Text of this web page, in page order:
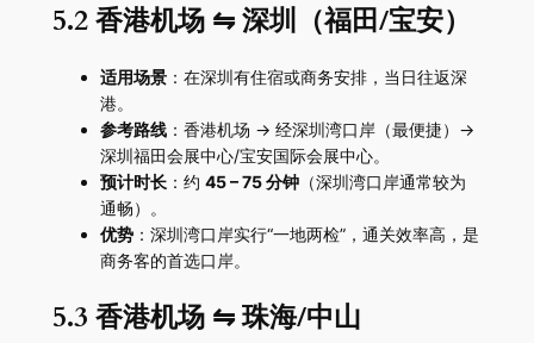
5.2 香港机场 ⇋ 深圳（福田/宝安）
适用场景：在深圳有住宿或商务安排，当日往返深
港。
参考路线：香港机场 → 经深圳湾口岸（最便捷）→
深圳福田会展中心/宝安国际会展中心。
预计时长：约 45 – 75 分钟（深圳湾口岸通常较为
通畅）。
优势：深圳湾口岸实行“一地两检”，通关效率高，是
商务客的首选口岸。
5.3 香港机场 ⇋ 珠海/中山